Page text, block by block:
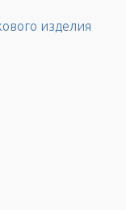
изделия